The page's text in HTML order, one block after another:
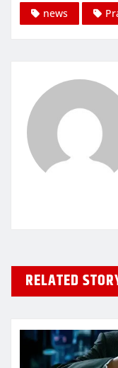
news
RELATED